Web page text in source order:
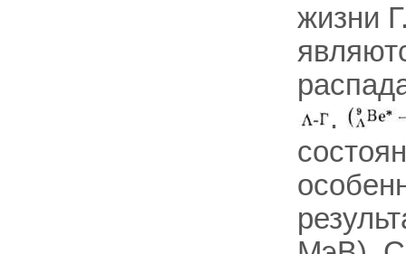
жизни
.